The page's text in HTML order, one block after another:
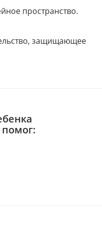
пространство.
защищающее